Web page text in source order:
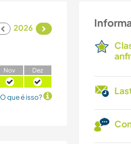
2026
Nov Dez
O que é isso?